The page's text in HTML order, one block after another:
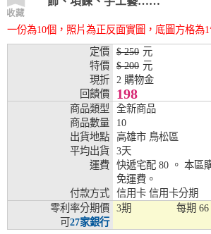
收藏
一份為10個，照片為正反面實圖，底圖方格為
定價
$ 250 元
特價
$ 200 元
現折
2 購物金
回饋價
198
商品類型
全新商品
商品數量
10
出貨地點
高雄市 鳥松區
平均出貨
3天
運費
快遞宅配 80 。 本區
免運費。
付款方式
信用卡 信用卡分期
零利率分期價
可27家銀行
3期 每期 66
兆豐銀行、合作金庫、第
彰化銀行、上海銀行、
台灣企銀、台中銀行、
臺灣新光銀行、陽信銀
銀、元大銀行、永豐銀行
行、星展銀行、台新銀
託、台灣樂天、三信商銀
兆豐銀行、合作金庫、第
彰化銀行、上海銀行、富
台灣企銀、台中銀行、
臺灣新光銀行、陽信銀行
銀、元大銀行、永豐銀
行、星展銀行、台新銀行
託、台灣樂天、三信商銀